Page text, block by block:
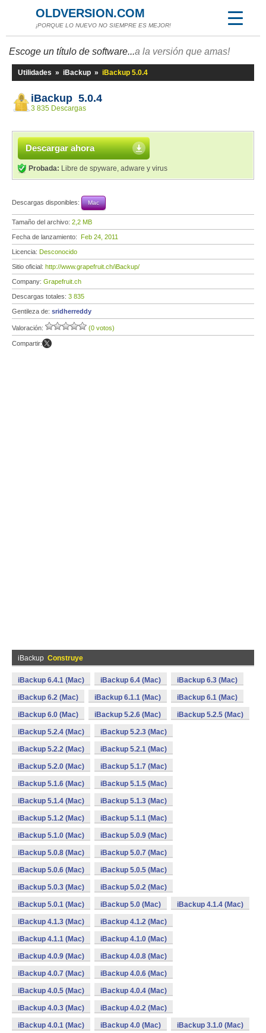
OLDVERSION.COM
¡PORQUE LO NUEVO NO SIEMPRE ES MEJOR!
Escoge un título de software...a la versión que amas!
Utilidades » iBackup » iBackup 5.0.4
iBackup 5.0.4
3 835 Descargas
Descargar ahora
Probada: Libre de spyware, adware y virus
Descargas disponibles: Mac
Tamaño del archivo: 2,2 MB
Fecha de lanzamiento: Feb 24, 2011
Licencia: Desconocido
Sitio oficial: http://www.grapefruit.ch/iBackup/
Company: Grapefruit.ch
Descargas totales: 3 835
Gentileza de: sridherreddy
Valoración: (0 votos)
Compartir:
iBackup Construye
iBackup 6.4.1 (Mac) iBackup 6.4 (Mac) iBackup 6.3 (Mac)
iBackup 6.2 (Mac) iBackup 6.1.1 (Mac) iBackup 6.1 (Mac)
iBackup 6.0 (Mac) iBackup 5.2.6 (Mac) iBackup 5.2.5 (Mac)
iBackup 5.2.4 (Mac) iBackup 5.2.3 (Mac)
iBackup 5.2.2 (Mac) iBackup 5.2.1 (Mac)
iBackup 5.2.0 (Mac) iBackup 5.1.7 (Mac)
iBackup 5.1.6 (Mac) iBackup 5.1.5 (Mac)
iBackup 5.1.4 (Mac) iBackup 5.1.3 (Mac)
iBackup 5.1.2 (Mac) iBackup 5.1.1 (Mac)
iBackup 5.1.0 (Mac) iBackup 5.0.9 (Mac)
iBackup 5.0.8 (Mac) iBackup 5.0.7 (Mac)
iBackup 5.0.6 (Mac) iBackup 5.0.5 (Mac)
iBackup 5.0.3 (Mac) iBackup 5.0.2 (Mac)
iBackup 5.0.1 (Mac) iBackup 5.0 (Mac) iBackup 4.1.4 (Mac)
iBackup 4.1.3 (Mac) iBackup 4.1.2 (Mac)
iBackup 4.1.1 (Mac) iBackup 4.1.0 (Mac)
iBackup 4.0.9 (Mac) iBackup 4.0.8 (Mac)
iBackup 4.0.7 (Mac) iBackup 4.0.6 (Mac)
iBackup 4.0.5 (Mac) iBackup 4.0.4 (Mac)
iBackup 4.0.3 (Mac) iBackup 4.0.2 (Mac)
iBackup 4.0.1 (Mac) iBackup 4.0 (Mac) iBackup 3.1.0 (Mac)